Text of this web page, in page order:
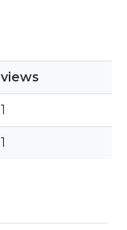
views
1
1